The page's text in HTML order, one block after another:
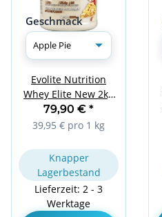
Geschmack
Evolite Nutrition
Whey Elite New 2kg
Apple Pie
79,90 € *
39,95 € pro 1 kg
Knapper
Lagerbestand
Lieferzeit: 2 - 3
Werktage